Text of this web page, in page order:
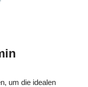
um die idealen